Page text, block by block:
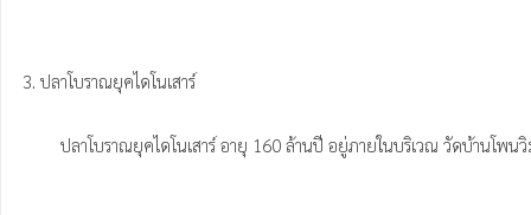
3. ปลาโบราณยุคไดโนเสาร์